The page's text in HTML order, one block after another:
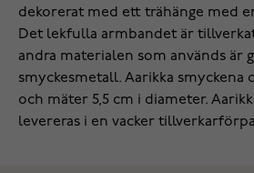
dekorerat med ett trähänge med
Det lekfulla armbandet är
andra materialen som används är
smyckesmetall. Aarikka smyckena
och mäter 5,5 cm i diameter.
levereras i en vacker